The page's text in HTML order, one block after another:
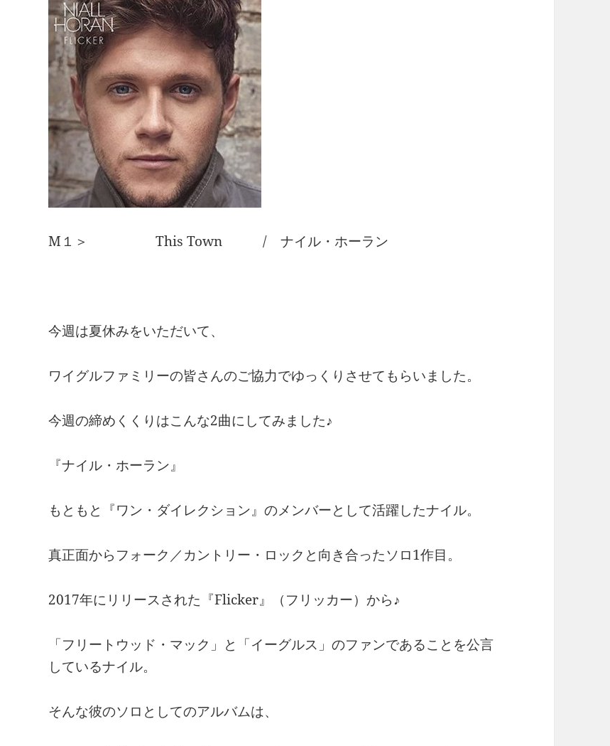
M１＞ This Town / ナイル・ホーラン
今週は夏休みをいただいて、
ワイグルファミリーの皆さんのご協力でゆっくりさせてもらいました。
今週の締めくくりはこんな2曲にしてみました♪
『ナイル・ホーラン』
もともと『ワン・ダイレクション』のメンバーとして活躍したナイル。
真正面からフォーク／カントリー・ロックと向き合ったソロ1作目。
2017年にリリースされた『Flicker』（フリッカー）から♪
「フリートウッド・マック」と「イーグルス」のファンであることを公言
しているナイル。
そんな彼のソロとしてのアルバムは、